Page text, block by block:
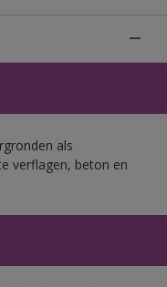
als
verflagen, beton en